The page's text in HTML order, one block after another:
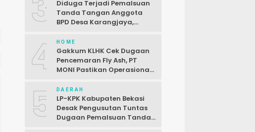
Diduga Terjadi Pemalsuan
Tanda Tangan Anggota
BPD Desa Karangjaya,
4 HOME
Gakkum KLHK Cek Dugaan
Pencemaran Fly Ash, PT
MONI Pastikan Operasional
5 DAERAH
LP-KPK Kabupaten Bekasi
Desak Pengusutan Tuntas
Dugaan Pemalsuan Tanda